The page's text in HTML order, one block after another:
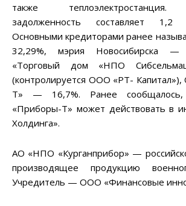
также теплоэлектростанция.
задолженность составляет
Основными кредиторами ранее
32,29%, мэрия Новосибирска
«Торговый дом «НПО
(контролируется ООО «РТ-
Т» — 16,7%. Ранее сообщалось,
«Приборы-Т» может действовать в
Холдинга».
АО «НПО «Курганприбор» —
производящее продукцию
Учредитель — ООО «Финансовые